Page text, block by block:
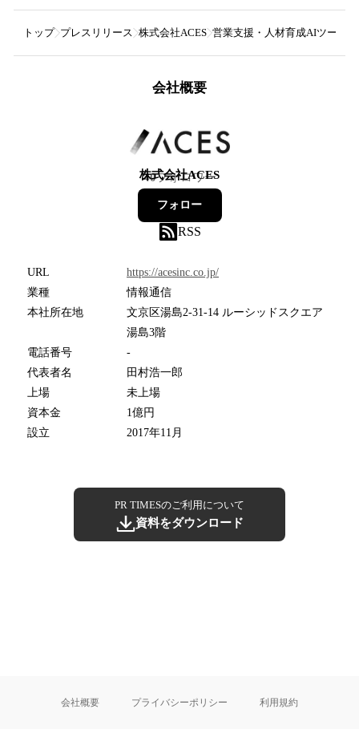
トップ プレスリリース 株式会社ACES 営業支援・人材育成AIツール
会社概要
株式会社ACES
40フォロワー
フォロー
RSS
URL
https://acesinc.co.jp/
業種
情報通信
本社所在地
文京区湯島2-31-14 ルーシッドスクエア
湯島3階
電話番号
-
代表者名
田村浩一郎
上場
未上場
資本金
1億円
設立
2017年11月
PR TIMESのご利用について
資料をダウンロード
会社概要 プライバシーポリシー 利用規約